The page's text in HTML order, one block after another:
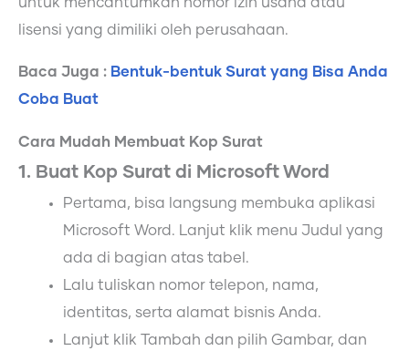
lisensi yang dimiliki oleh perusahaan.
Baca Juga : Bentuk-bentuk Surat yang Bisa Anda
Coba Buat
Cara Mudah Membuat Kop Surat
1. Buat Kop Surat di Microsoft Word
Pertama, bisa langsung membuka aplikasi
Microsoft Word. Lanjut klik menu Judul yang
ada di bagian atas tabel.
Lalu tuliskan nomor telepon, nama,
identitas, serta alamat bisnis Anda.
Lanjut klik Tambah dan pilih Gambar, dan